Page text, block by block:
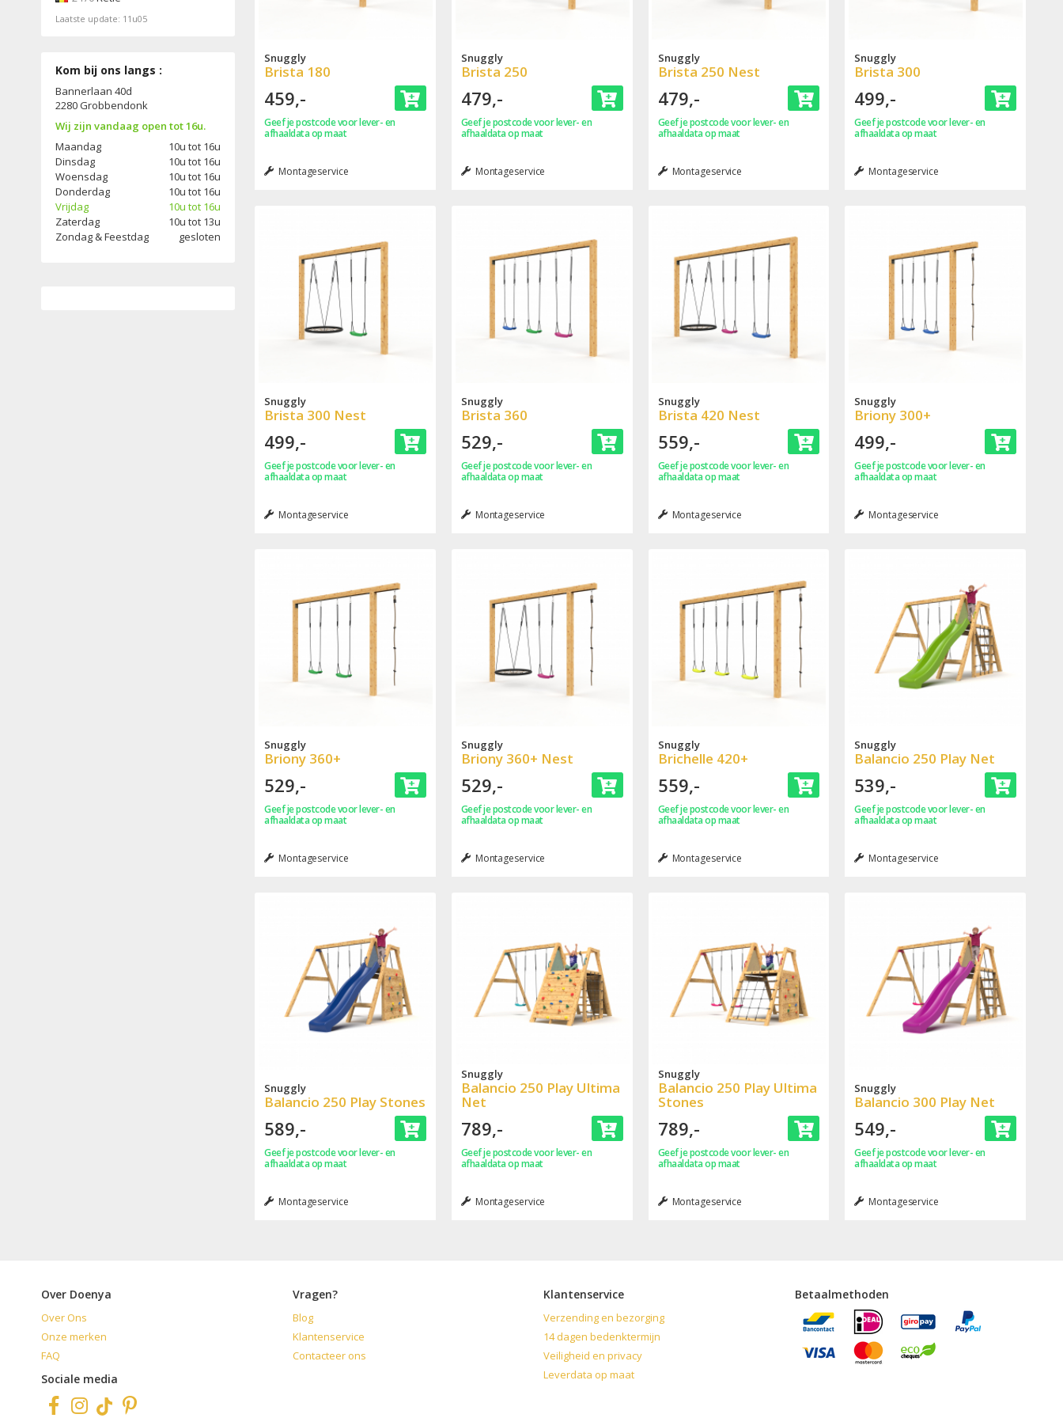
Laatste update: 11u05
Kom bij ons langs :
Bannerlaan 40d
2280 Grobbendonk
Wij zijn vandaag open tot 16u.
Maandag
10u tot 16u
Dinsdag
10u tot 16u
Woensdag
10u tot 16u
Donderdag
10u tot 16u
Vrijdag
10u tot 16u
Zaterdag
10u tot 13u
Zondag& Feestdag gesloten
Snuggly
Brista 180
459,-
Geef je postcode voor lever- en
afhaaldata op maat
Montageservice
Snuggly
Brista 250
479,-
Geef je postcode voor lever- en
afhaaldata op maat
Montageservice
Snuggly
Brista 250 Nest
479,-
Geef je postcode voor lever- en
afhaaldata op maat
Montageservice
Snuggly
Brista 300
499,-
Geef je postcode voor lever- en
afhaaldata op maat
Montageservice
Snuggly
Brista 300 Nest
499,-
Geef je postcode voor lever- en
afhaaldata op maat
Montageservice
Snuggly
Brista 360
529,-
Geef je postcode voor lever- en
afhaaldata op maat
Montageservice
Snuggly
Brista 420 Nest
559,-
Geef je postcode voor lever- en
afhaaldata op maat
Montageservice
Snuggly
Briony 300+
499,-
Geef je postcode voor lever- en
afhaaldata op maat
Montageservice
Snuggly
Briony 360+
529,-
Geef je postcode voor lever- en
afhaaldata op maat
Montageservice
Snuggly
Briony 360+ Nest
529,-
Geef je postcode voor lever- en
afhaaldata op maat
Montageservice
Snuggly
Brichelle 420+
559,-
Geef je postcode voor lever- en
afhaaldata op maat
Montageservice
Snuggly
Balancio 250 Play Net
539,-
Geef je postcode voor lever- en
afhaaldata op maat
Montageservice
Snuggly
Balancio 250 Play Stones
589,-
Geef je postcode voor lever- en
afhaaldata op maat
Montageservice
Snuggly
Balancio 250 Play Ultima
Net
789,-
Geef je postcode voor lever- en
afhaaldata op maat
Montageservice
Snuggly
Balancio 250 Play Ultima
Stones
789,-
Geef je postcode voor lever- en
afhaaldata op maat
Montageservice
Snuggly
Balancio 300 Play Net
549,-
Geef je postcode voor lever- en
afhaaldata op maat
Montageservice
Over Doenya
Over Ons
Onze merken
FAQ
Sociale media
Vragen?
Blog
Klantenservice
Contacteer ons
Klantenservice
Verzending en bezorging
14 dagen bedenktermijn
Veiligheid en privacy
Leverdata op maat
Betaalmethoden